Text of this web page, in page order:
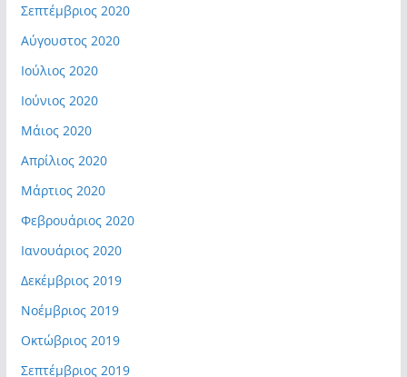
Σεπτέμβριος 2020
Αύγουστος 2020
Ιούλιος 2020
Ιούνιος 2020
Μάιος 2020
Απρίλιος 2020
Μάρτιος 2020
Φεβρουάριος 2020
Ιανουάριος 2020
Δεκέμβριος 2019
Νοέμβριος 2019
Οκτώβριος 2019
Σεπτέμβριος 2019